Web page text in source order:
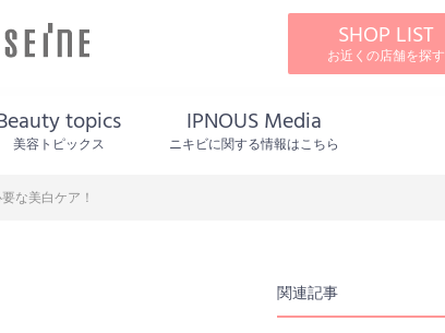
topics
美容トピックス
IPNOUS Media
ニキビに関する情報はこちら
SHOP LIST
お近くの店舗を探す
な美白ケア！
関連記事